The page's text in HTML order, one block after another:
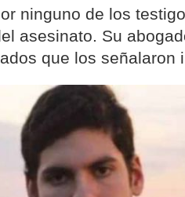
ninguno de los
asesinato. Su
que los señalaron